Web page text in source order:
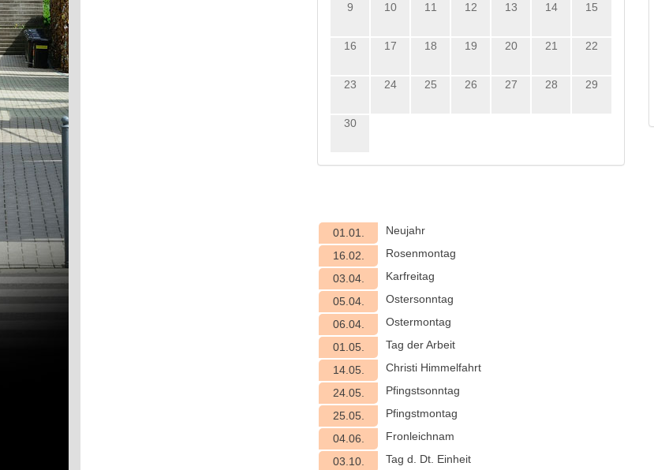
9 10 11 12 13 14 15
16 17 18 19 20 21 22
23 24 25 26 27 28 29
30
01.01.
Neujahr
16.02.
Rosenmontag
03.04.
Karfreitag
05.04.
Ostersonntag
06.04.
Ostermontag
01.05.
Tag der Arbeit
14.05.
Christi Himmelfahrt
24.05.
Pfingstsonntag
25.05.
Pfingstmontag
04.06.
Fronleichnam
03.10.
Tag d. Dt. Einheit